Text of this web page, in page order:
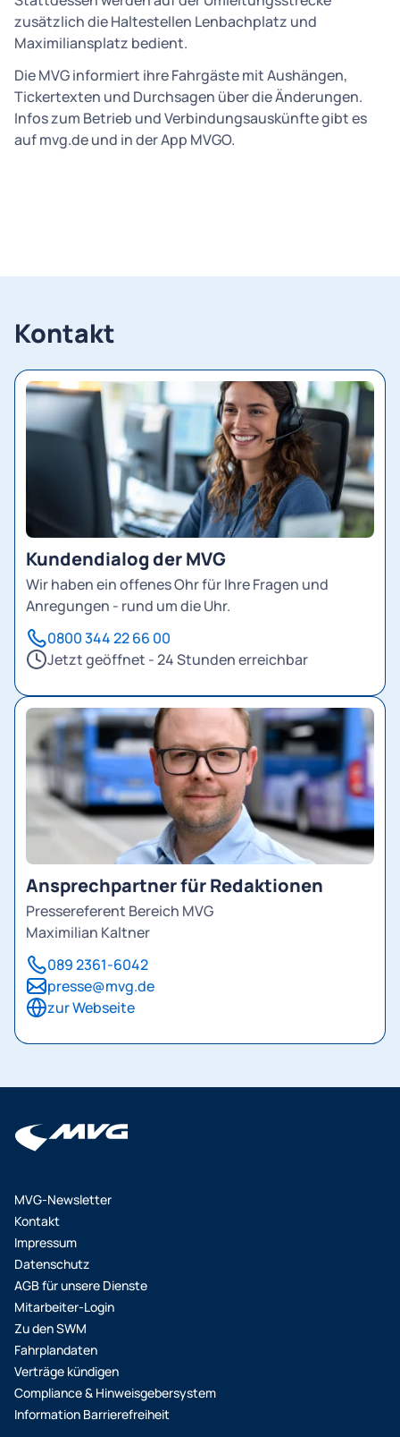
zusätzlich die Haltestellen Lenbachplatz und
Maximiliansplatz bedient.
Die MVG informiert ihre Fahrgäste mit Aushängen,
Tickertexten und Durchsagen über die Änderungen.
Infos zum Betrieb und Verbindungsauskünfte gibt es
auf mvg.de und in der App MVGO.
Kontakt
Kundendialog der MVG
Wir haben ein offenes Ohr für Ihre Fragen und
Anregungen - rund um die Uhr.
0800 344 22 66 00
Jetzt geöffnet - 24 Stunden erreichbar
Ansprechpartner für Redaktionen
Pressereferent Bereich MVG
Maximilian Kaltner
089 2361-6042
presse@mvg.de
zur Webseite
MVG-Newsletter
Kontakt
Impressum
Datenschutz
AGB für unsere Dienste
Mitarbeiter-Login
Zu den SWM
Fahrplandaten
Verträge kündigen
Compliance & Hinweisgebersystem
Information Barrierefreiheit